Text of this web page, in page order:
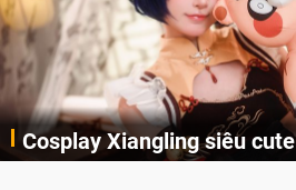
Cosplay Xiangling siêu cute